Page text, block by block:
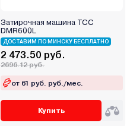
Затирочная машина ТСС
DMR600L
ДОСТАВИМ ПО МИНСКУ БЕСПЛАТНО
2 473.50 руб.
2696.12 руб.
от 61 руб. руб./мес.
Купить